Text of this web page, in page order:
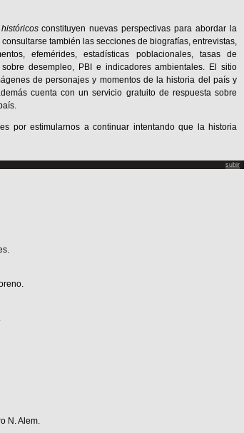
constituyen nuevas perspectivas para abordar la
también las secciones de biografías, entrevistas,
efemérides, estadísticas poblacionales, tasas de
desempleo, PBI e indicadores ambientales. El sitio
de personajes y momentos de la historia del país y
cuenta con un servicio gratuito de respuesta sobre
por estimularnos a continuar intentando que la historia
subir
N. Alem.